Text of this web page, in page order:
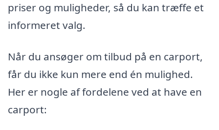
priser og muligheder, så du kan træffe et
informeret valg.
Når du ansøger om tilbud på en carport,
får du ikke kun mere end én mulighed.
Her er nogle af fordelene ved at have en
carport: